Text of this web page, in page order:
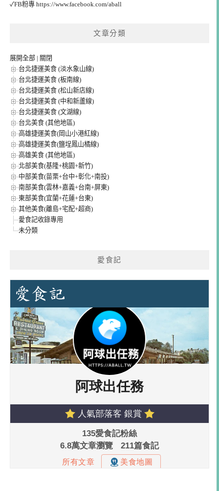
✓FB粉專 https://www.facebook.com/aball
文章分類
展開全部 | 關閉
台北捷運美食 (淡水象山線)
台北捷運美食 (板南線)
台北捷運美食 (松山新店線)
台北捷運美食 (中和新蘆線)
台北捷運美食 (文湖線)
台北美食 (其他地區)
高雄捷運美食(岡山小港紅線)
高雄捷運美食(鹽埕鳳山橘線)
高雄美食 (其他地區)
北部美食(基隆+桃園+新竹)
中部美食(苗栗+台中+彰化+南投)
南部美食(雲林+嘉義+台南+屏東)
東部美食(宜蘭+花蓮+台東)
其他美食(離島+宅配+超商)
愛食記收錄專用
未分類
愛食記